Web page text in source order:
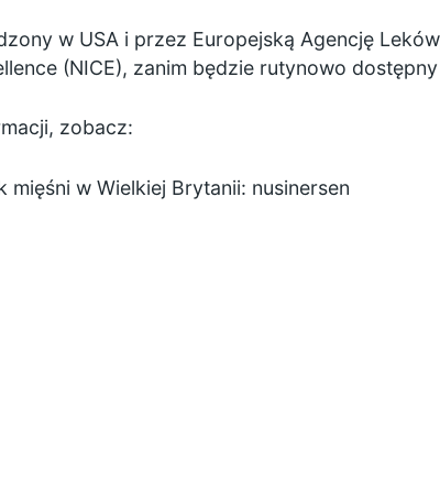
w USA i przez Europejską Agencję
(NICE), zanim będzie rutynowo
zobacz:
mięśni w Wielkiej Brytanii: nusinersen